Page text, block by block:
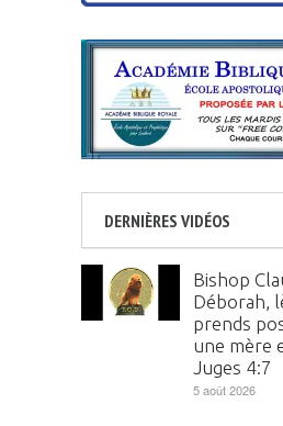
DERNIÈRES VIDÉOS
Bishop
Déborah,
prends
une mère
Juges 4:7
5 août 2026